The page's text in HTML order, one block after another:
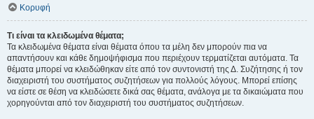
Κορυφή
Τι είναι τα κλειδωμένα θέματα;
Τα κλειδωμένα θέματα είναι θέματα όπου τα μέλη δεν μπορούν πια να
απαντήσουν και κάθε δημοψήφισμα που περιέχουν τερματίζεται αυτόματα. Τα
θέματα μπορεί να κλειδώθηκαν είτε από τον συντονιστή της Δ. Συζήτησης ή τον
διαχειριστή του συστήματος συζητήσεων για πολλούς λόγους. Μπορεί επίσης
να είστε σε θέση να κλειδώσετε δικά σας θέματα, ανάλογα με τα δικαιώματα που
χορηγούνται από τον διαχειριστή του συστήματος συζητήσεων.